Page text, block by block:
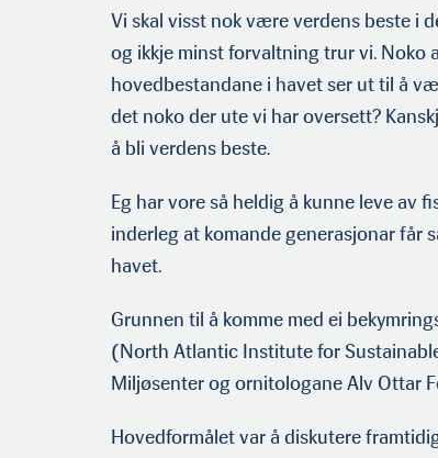
Vi skal visst nok være verdens beste i
og ikkje minst forvaltning trur vi. Noko
hovedbestandane i havet ser ut til å
det noko der ute vi har oversett?
å bli verdens beste.
Eg har vore så heldig å kunne leve av
inderleg at komande generasjonar får
havet.
Grunnen til å komme med ei
(North Atlantic Institute for
Miljøsenter og ornitologane Alv Ottar
Hovedformålet var å diskutere